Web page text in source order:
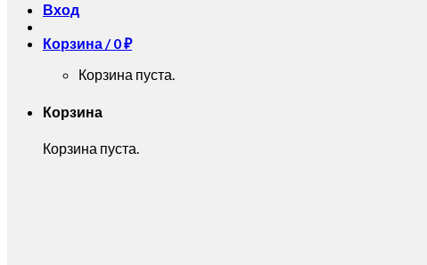
Вход
Корзина /0₽
Корзина пуста.
Корзина
Корзина пуста.